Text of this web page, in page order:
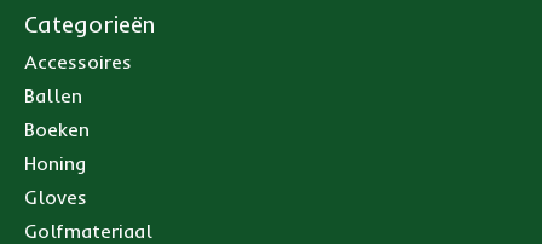
Categorieën
Accessoires
Ballen
Boeken
Honing
Gloves
Golfmateriaal